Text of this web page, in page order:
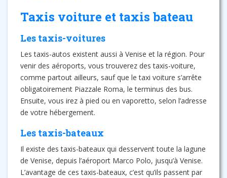
Taxis voiture et taxis bateau
Les taxis-voitures
Les taxis-autos existent aussi à Venise et la région. Pour
venir des aéroports, vous trouverez des taxis-voiture,
comme partout ailleurs, sauf que le taxi voiture s’arrête
obligatoirement Piazzale Roma, le terminus des bus.
Ensuite, vous irez à pied ou en vaporetto, selon l’adresse
de votre hébergement.
Les taxis-bateaux
Il existe des taxis-bateaux qui desservent toute la lagune
de Venise, depuis l’aéroport Marco Polo, jusqu’à Venise.
L’avantage de ces taxis-bateaux, c’est qu’ils passent par